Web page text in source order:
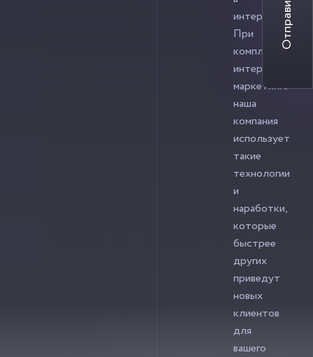
интернете.
При
комплексном
интернет-
маркетинге
наша
компания
использует
такие
технологии
и
наработки,
которые
быстрее
других
приведут
новых
клиентов
для
вашего